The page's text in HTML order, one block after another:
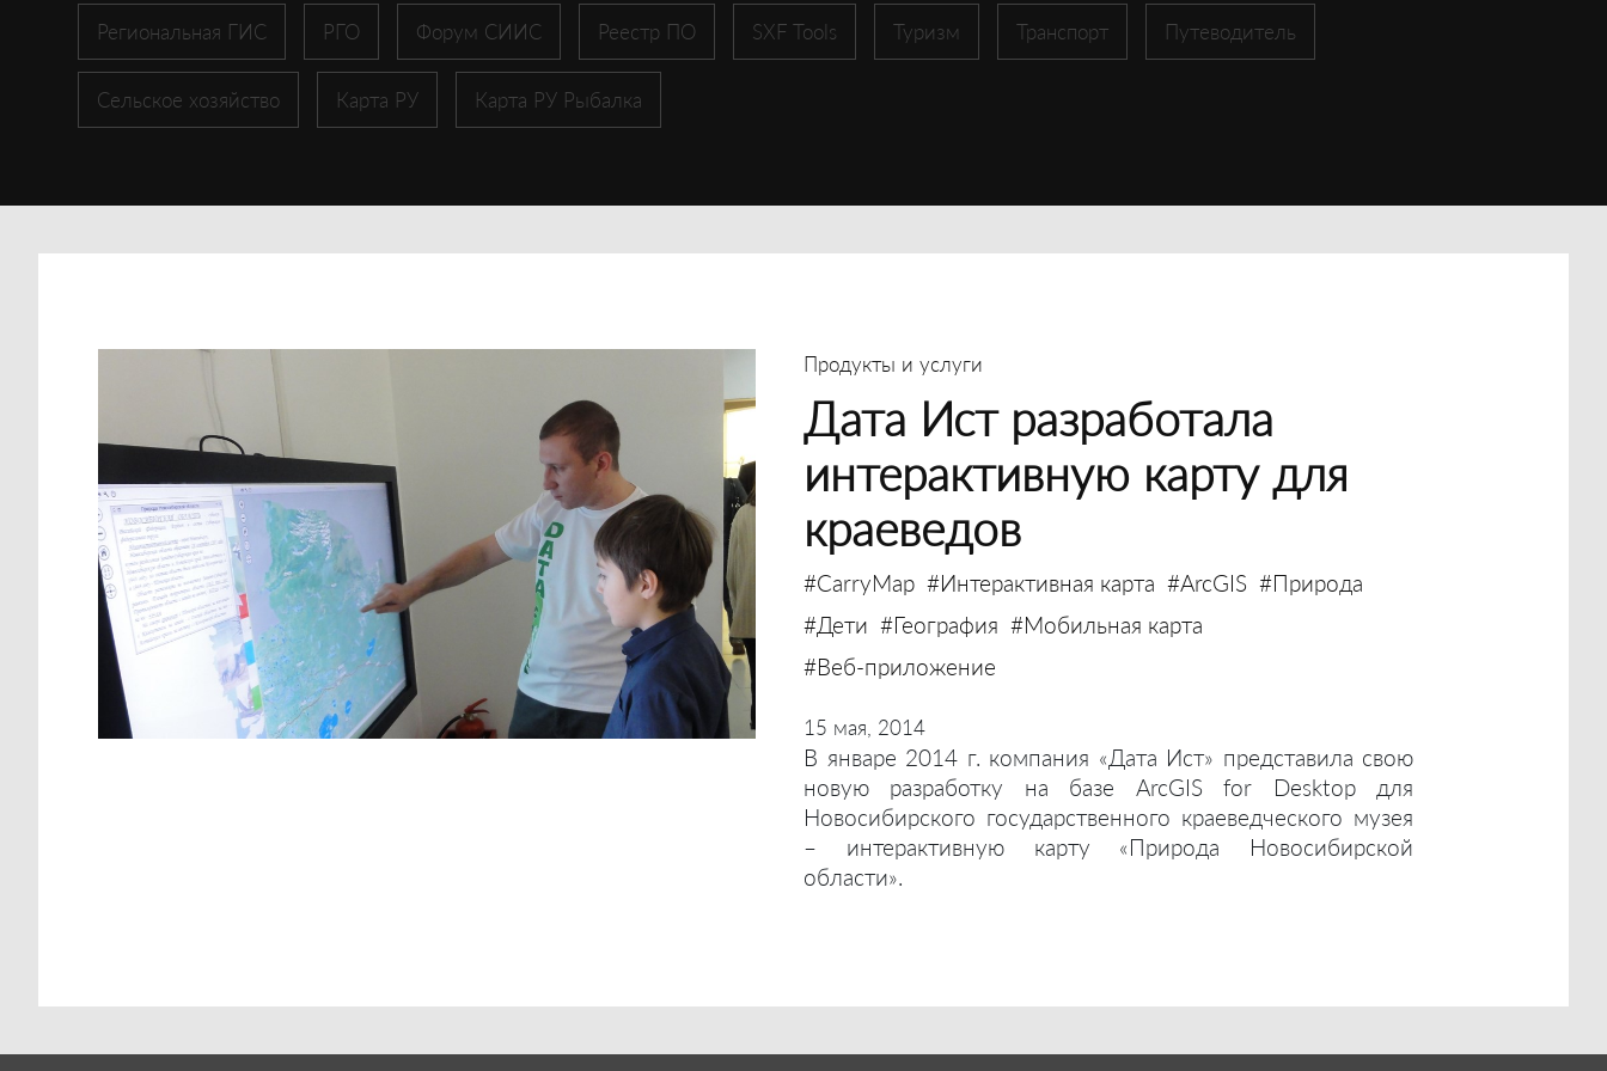
Региональная ГИС РГО Форум СИИС Реестр ПО SXF Tools Туризм Транспорт Путеводитель
Сельское хозяйство Карта РУ Карта РУ Рыбалка
Продукты и услуги
Дата Ист разработала
интерактивную карту для
краеведов
#CarryMap #Интерактивная карта #ArcGIS #Природа
#Дети #География #Мобильная карта
#Веб-приложение
15 мая, 2014
В январе 2014 г. компания «Дата Ист» представила свою
новую разработку на базе ArcGIS for Desktop для
Новосибирского государственного краеведческого музея
– интерактивную карту «Природа Новосибирской
области».